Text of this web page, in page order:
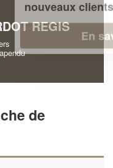
REGIS
de
plus